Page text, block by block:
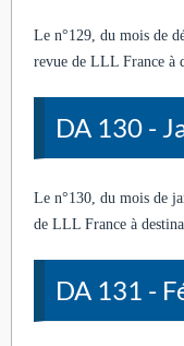
Le n°129, du mois de
revue de LLL France à
DA 130 -
Le n°130, du mois de
de LLL France à
DA 131 -